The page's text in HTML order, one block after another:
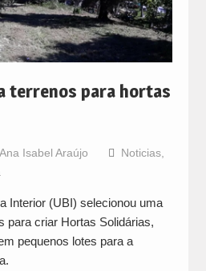
terrenos para hortas
Ana Isabel Araújo Noticias,
Interior (UBI) selecionou uma
para criar Hortas Solidárias,
pequenos lotes para a